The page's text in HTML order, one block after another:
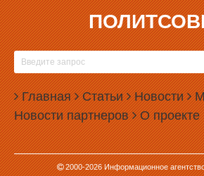
Главная Статьи Новости
Новости партнеров О проекте
2000-2026Информационное
21.06.2013, 09:56
СВЕРДЛОВСКИЕ ЕДИНОРОССЫ
ПРОИГНОРИРУЮТ ДМИТРИЯ
Партия «Единая Россия» намерена
предвыборной кампании в
Владимира Путина, который формально не
отношения. При этом имя
Медведева даже не упоминается в